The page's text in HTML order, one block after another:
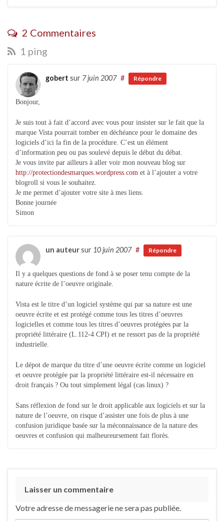
2 Commentaires
1 ping
gobert sur 7 juin 2007 # Répondre
Bonjour,
Je suis tout à fait d’accord avec vous pour insister sur le fait que la
marque Vista pourrait tomber en déchéance pour le domaine des
logiciels d’ici la fin de la procédure. C’est un élément
d’information peu ou pas soulevé depuis le début du débat.
Je vous invite par ailleurs à aller voir mon nouveau blog sur
http://protectiondesmarques.wordpress.com et à l’ajouter a votre
blogroll si vous le souhaitez.
Je me permet d’ajouter votre site à mes liens.
Bonne journée
Simon
un auteursur 10 juin 2007 # Répondre
Il y a quelques questions de fond à se poser tenu compte de la
nature écrite de l’oeuvre originale.
Vista est le titre d’un logiciel système qui par sa nature est une
oeuvre écrite et est protégé comme tous les titres d’oeuvres
logicielles et comme tous les titres d’oeuvres protégées par la
propriété littéraire (L.112-4 CPI) et ne ressort pas de la propriété
industrielle.
Le dépot de marque du titre d’une oeuvre écrite comme un logiciel
et oeuvre protégée par la propriété littéraire est-il nécessaire en
droit français ? Ou tout simplement légal (cas linux) ?
Sans réflexion de fond sur le droit applicable aux logiciels et sur la
nature de l’oeuvre, on risque d’assister une fois de plus à une
confusion juridique basée sur la méconnaissance de la nature des
oeuvres et confusion qui malheureursement fait florès.
Laisser un commentaire
Votre adresse de messagerie ne sera pas publiée.